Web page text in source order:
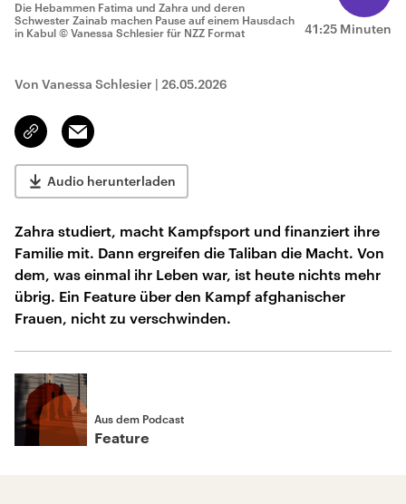
41:25 Minuten
Die Hebammen Fatima und Zahra und deren
Schwester Zainab machen Pause auf einem Hausdach
in Kabul © Vanessa Schlesier für NZZ Format
Von Vanessa Schlesier | 26.05.2026
Link
kopieren/teilen
Email
Audio herunterladen
Zahra studiert, macht Kampfsport und finanziert ihre
Familie mit. Dann ergreifen die Taliban die Macht. Von
dem, was einmal ihr Leben war, ist heute nichts mehr
übrig. Ein Feature über den Kampf afghanischer
Frauen, nicht zu verschwinden.
Aus dem Podcast
Feature